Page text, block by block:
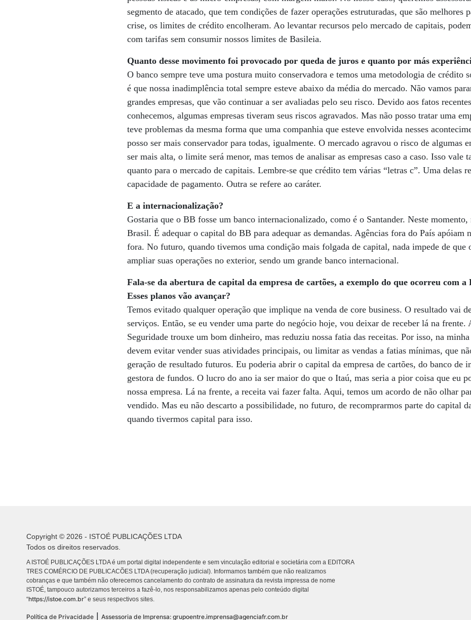
segmento de atacado, que tem condições de fazer operações estruturadas, que são melhores
crise, os limites de crédito encolheram. Ao levantar recursos pelo mercado de capitais,
com tarifas sem consumir nossos limites de Basileia.
Quanto desse movimento foi provocado por queda de juros e quanto por más
O banco sempre teve uma postura muito conservadora e temos uma metodologia de crédito
é que nossa inadimplência total sempre esteve abaixo da média do mercado. Não vamos
grandes empresas, que vão continuar a ser avaliadas pelo seu risco. Devido aos fatos
conhecemos, algumas empresas tiveram seus riscos agravados. Mas não posso tratar uma
teve problemas da mesma forma que uma companhia que esteve envolvida nesses
posso ser mais conservador para todas, igualmente. O mercado agravou o risco de algumas
ser mais alta, o limite será menor, mas temos de analisar as empresas caso a caso. Isso vale
quanto para o mercado de capitais. Lembre-se que crédito tem várias “letras c”. Uma delas
capacidade de pagamento. Outra se refere ao caráter.
E a internacionalização?
Gostaria que o BB fosse um banco internacionalizado, como é o Santander. Neste momento,
Brasil. É adequar o capital do BB para adequar as demandas. Agências fora do País apóiam
fora. No futuro, quando tivemos uma condição mais folgada de capital, nada impede de que
ampliar suas operações no exterior, sendo um grande banco internacional.
Fala-se da abertura de capital da empresa de cartões, a exemplo do que ocorreu com a
Esses planos vão avançar?
Temos evitado qualquer operação que implique na venda de core business. O resultado vai
serviços. Então, se eu vender uma parte do negócio hoje, vou deixar de receber lá na frente.
Seguridade trouxe um bom dinheiro, mas reduziu nossa fatia das receitas. Por isso, na
devem evitar vender suas atividades principais, ou limitar as vendas a fatias mínimas, que
geração de resultado futuros. Eu poderia abrir o capital da empresa de cartões, do banco de
gestora de fundos. O lucro do ano ia ser maior do que o Itaú, mas seria a pior coisa que eu
nossa empresa. Lá na frente, a receita vai fazer falta. Aqui, temos um acordo de não olhar
vendido. Mas eu não descarto a possibilidade, no futuro, de recomprarmos parte do capital
quando tivermos capital para isso.
Copyright © 2026 - ISTOÉ PUBLICAÇÕES LTDA
Todos os direitos reservados.
A ISTOÉ PUBLICAÇÕES LTDA é um portal digital independente e sem vinculação editorial e societária com a EDITORA
TRES COMÉRCIO DE PUBLICACÕES LTDA (recuperação judicial). Informamos também que não realizamos
cobranças e que também não oferecemos cancelamento do contrato de assinatura da revista impressa de nome
ISTOÉ, tampouco autorizamos terceiros a fazê-lo, nos responsabilizamos apenas pelo conteúdo digital
“https://istoe.com.br” e seus respectivos sites.
Política de Privacidade Assessoria de Imprensa: grupoentre.imprensa@agenciafr.com.br